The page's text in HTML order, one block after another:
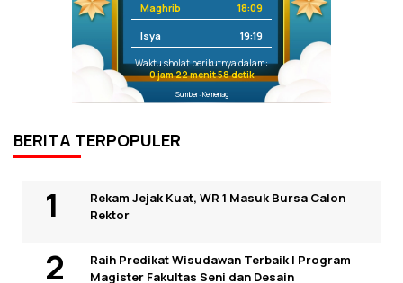
Maghrib 18:09
Isya 19:19
Waktu sholat berikutnya dalam:
0 jam 22 menit 58 detik
Sumber: Kemenag
BERITA TERPOPULER
Rekam Jejak Kuat, WR 1 Masuk Bursa Calon
Rektor
Raih Predikat Wisudawan Terbaik I Program
Magister Fakultas Seni dan Desain